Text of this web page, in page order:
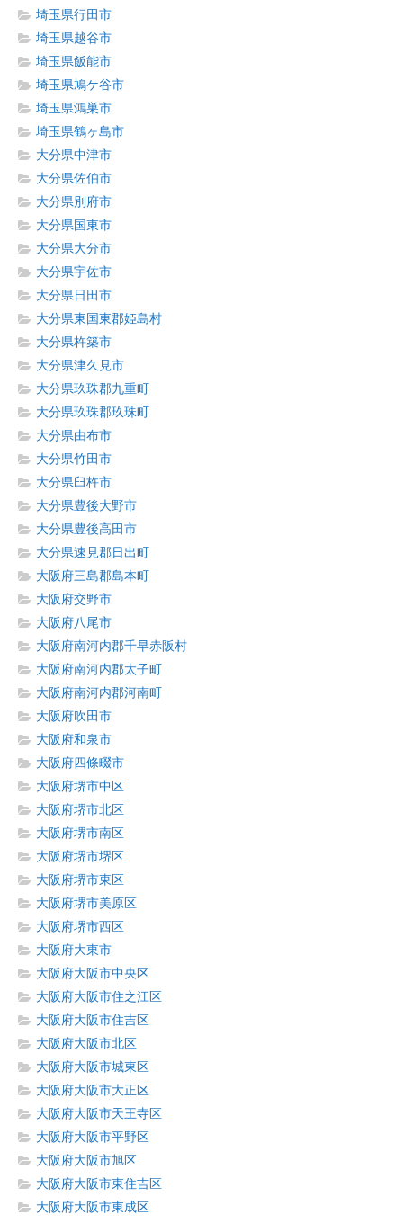
埼玉県行田市
埼玉県越谷市
埼玉県飯能市
埼玉県鳩ケ谷市
埼玉県鴻巣市
埼玉県鶴ヶ島市
大分県中津市
大分県佐伯市
大分県別府市
大分県国東市
大分県大分市
大分県宇佐市
大分県日田市
大分県東国東郡姫島村
大分県杵築市
大分県津久見市
大分県玖珠郡九重町
大分県玖珠郡玖珠町
大分県由布市
大分県竹田市
大分県臼杵市
大分県豊後大野市
大分県豊後高田市
大分県速見郡日出町
大阪府三島郡島本町
大阪府交野市
大阪府八尾市
大阪府南河内郡千早赤阪村
大阪府南河内郡太子町
大阪府南河内郡河南町
大阪府吹田市
大阪府和泉市
大阪府四條畷市
大阪府堺市中区
大阪府堺市北区
大阪府堺市南区
大阪府堺市堺区
大阪府堺市東区
大阪府堺市美原区
大阪府堺市西区
大阪府大東市
大阪府大阪市中央区
大阪府大阪市住之江区
大阪府大阪市住吉区
大阪府大阪市北区
大阪府大阪市城東区
大阪府大阪市大正区
大阪府大阪市天王寺区
大阪府大阪市平野区
大阪府大阪市旭区
大阪府大阪市東住吉区
大阪府大阪市東成区